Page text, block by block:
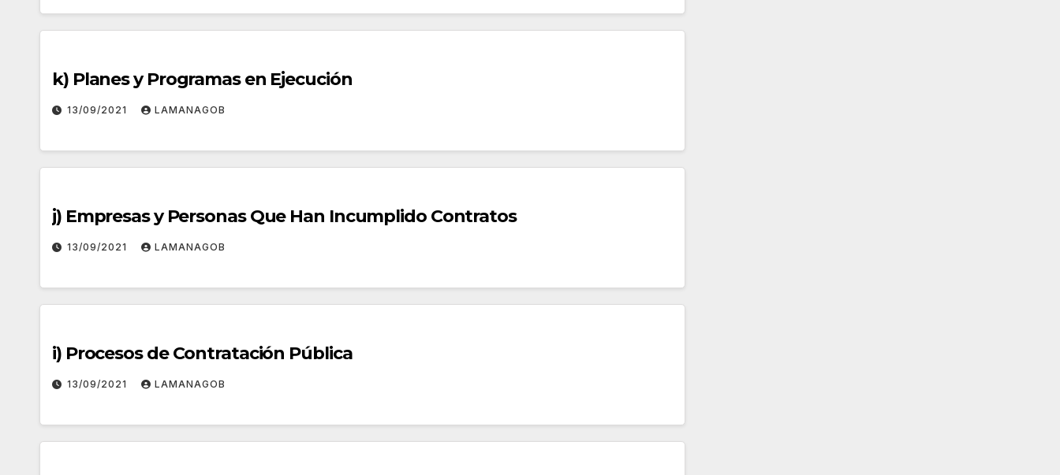
k) Planes y Programas en Ejecución
13/09/2021 LAMANAGOB
j) Empresas y Personas Que Han Incumplido Contratos
13/09/2021 LAMANAGOB
i) Procesos de Contratación Pública
13/09/2021 LAMANAGOB